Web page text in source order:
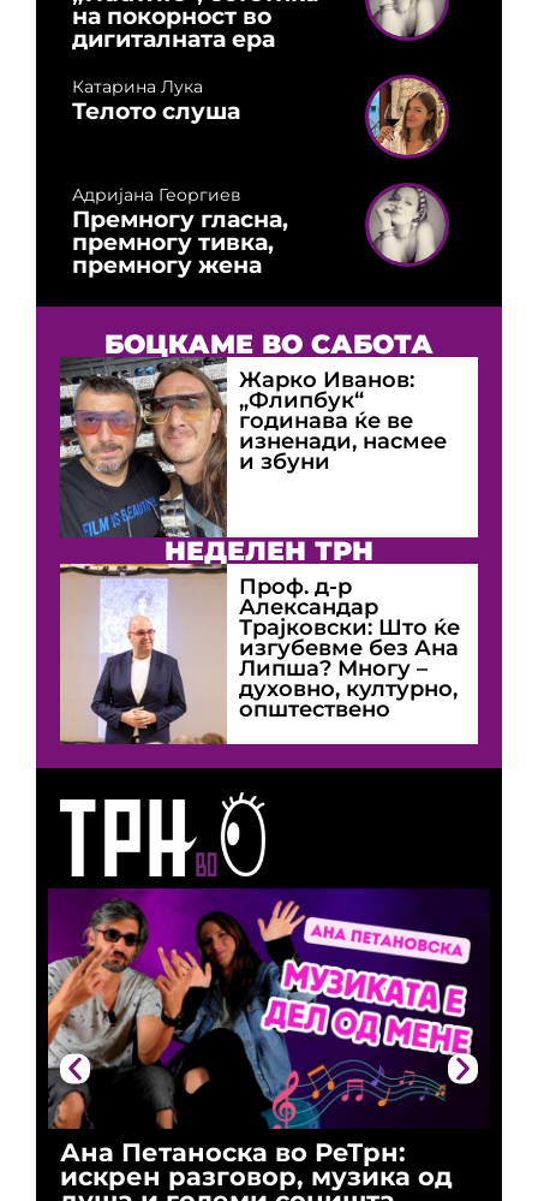
Ана Петаноска во РеТрн:
искрен разговор, музика од
на покорност во
дигиталната ера
Катарина Лука
Телото слуша
Адријана Георгиев
Премногу гласна,
премногу тивка,
премногу жена
БОЦКАМЕ ВО САБОТА
Жарко Иванов:
„Флипбук“
годинава ќе ве
изненади, насмее
и збуни
НЕДЕЛЕН ТРН
Проф. д-р
Александар
Трајковски: Што ќе
изгубевме без Ана
Липша? Многу –
духовно, културно,
општествено